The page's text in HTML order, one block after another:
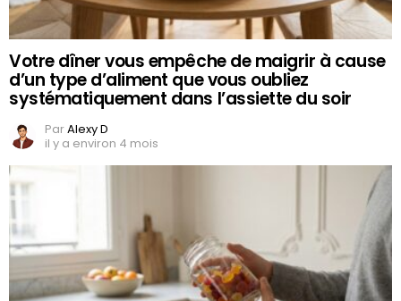
Votre dîner vous empêche de maigrir à cause
d’un type d’aliment que vous oubliez
systématiquement dans l’assiette du soir
ParAlexy D
il y a environ 4 mois